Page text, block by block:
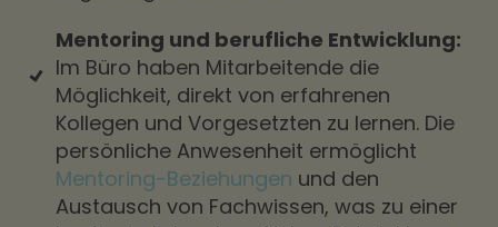
Mentoring und berufliche Entwicklung:
Im Büro haben Mitarbeitende die
Möglichkeit, direkt von erfahrenen
Kollegen und Vorgesetzten zu lernen. Die
persönliche Anwesenheit ermöglicht
Mentoring-Beziehungen und den
Austausch von Fachwissen, was zu einer